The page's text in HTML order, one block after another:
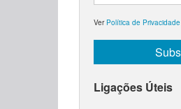
Ver Política de Privacidade
Ligações Úteis